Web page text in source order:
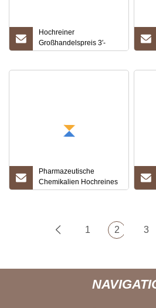
Hochreiner
Großhandelspreis 3′-
Hydroxyacetophenon / M-
Pharmazeutische
Chemikalien Hochreines
Hydroxyacetophenon
1 2 3